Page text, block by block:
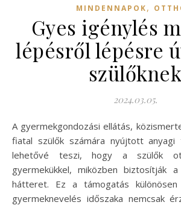
MINDENNAPOK,
Gyes igénylés
lépésről lépésre
szülőknek
2024.03.05.
A gyermekgondozási ellátás, közismertebb nevén GYES, a
fiatal szülők számára nyújtott anyagi
lehetővé teszi, hogy a szülők
gyermekükkel, miközben biztosítják
hátteret. Ez a támogatás
gyermeknevelés időszaka nemcsak